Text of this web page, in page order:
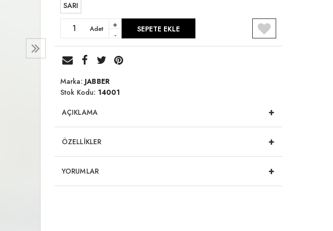
SARI
Adet
+
-
SEPETE EKLE
Marka: JABBER
Stok Kodu: 14001
AÇIKLAMA
+
ÖZELLİKLER +
YORUMLAR +